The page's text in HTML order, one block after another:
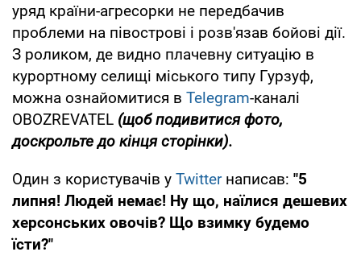
уряд країни-агресорки не передбачив
проблеми на півострові і розв'язав бойові дії.
З роликом, де видно плачевну ситуацію в
курортному селищі міського типу Гурзуф,
можна ознайомитися в Telegram-каналі
OBOZREVATEL (щоб подивитися фото,
доскрольте до кінця сторінки).
Один з користувачів у Twitterнаписав: "5
липня! Людей немає! Ну що, наїлися дешевих
херсонських овочів? Що взимку будемо
їсти?"